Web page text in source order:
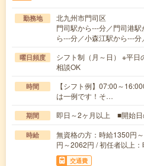
勤務地
北九州市門司区
門司駅から---分／門司港
ら---分／小森江駅から---
曜日頻度
シフト制（月～日） ※平日
相談OK
時間
【シフト例】07:00～
は一例です！そ…
期間 即日～2ヶ月以上 ■開始日
時給
無資格の方：時給1350円
円～2062円 / 初任者以上
交通費